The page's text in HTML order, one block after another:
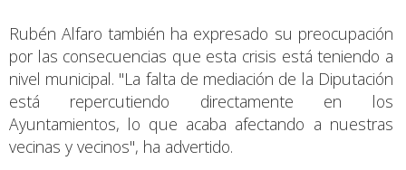
Rubén Alfaro también ha expresado su preocupación
por las consecuencias que esta crisis está teniendo a
nivel municipal. "La falta de mediación de la Diputación
está repercutiendo directamente en los
Ayuntamientos, lo que acaba afectando a nuestras
vecinas y vecinos", ha advertido.